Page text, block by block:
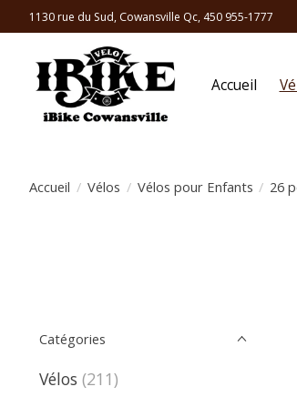
1130 rue du Sud, Cowansville Qc, 450 955-1777
Accueil
Accueil / Vélos / Vélos pour Enfants / 26
Catégories
Vélos (211)